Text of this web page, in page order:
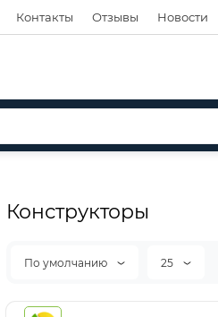
Контакты Отзывы Новости
Конструкторы
По умолчанию 25